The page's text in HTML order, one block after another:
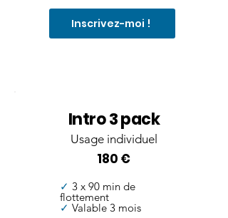
Inscrivez-moi !
Intro 3 pack
Usage individuel
180 €
✓ 3 x 90 min de
flottement
✓ Valable 3 mois